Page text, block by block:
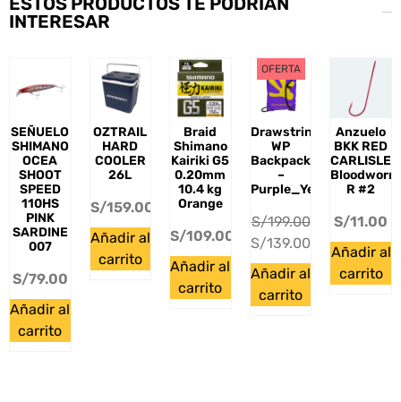
INTERESAR
SEÑUELO
SHIMANO
OCEA
SHOOT
SPEED
110HS
PINK
SARDINE
007
S/79.00
Añadir al
carrito
OZTRAIL
HARD
COOLER
26L
S/159.00
Añadir al
carrito
Braid
Shimano
Kairiki G5
0.20mm
10.4 kg
Orange
S/109.00
Añadir al
carrito
OFERTA
Drawstring
WP
Backpack
–
Purple_Yellow
S/199.00
S/139.00
Añadir al
carrito
Anzuelo
BKK RED
CARLISLE
R #2
S/11.00
Añadir al
carrito